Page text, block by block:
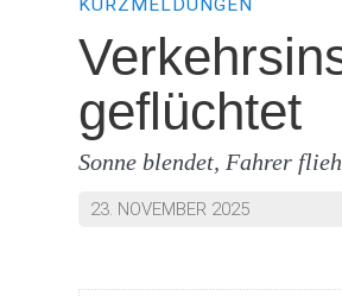
KURZMELDUNGEN
geflüchtet
Sonne blendet, Fahrer
23. NOVEMBER 2025